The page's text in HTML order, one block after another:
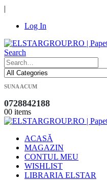
|
Log In
Search
SUNA ACUM
0728842188
00 items
ACASĂ
MAGAZIN
CONTUL MEU
WISHLIST
LIBRARIA ELSTAR